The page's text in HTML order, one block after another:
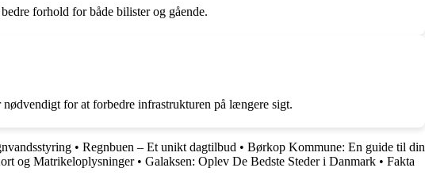
forhold for både bilister og gående.
for at forbedre infrastrukturen på længere sigt.
• Regnbuen – Et unikt dagtilbud • Børkop Kommune: En guide til din
og Matrikeloplysninger• Galaksen: Oplev De Bedste Steder i Danmark • Fakta